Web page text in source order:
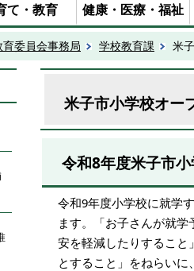
て・教育 健康・医療・福祉
育委員会事務局 学校教育課 米
米子市小学校オー
令和8年度米子市
令和9年度小学校に就学
ます。「お子さんが就
安を軽減したりすること
とすること」をねらいに